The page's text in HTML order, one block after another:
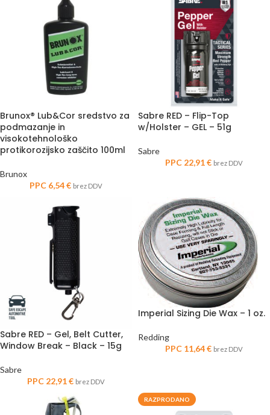
Brunox® Lub&Cor sredstvo za
podmazanje in
visokotehnološko
protikorozijsko zaščito 100ml
Brunox
PPC 6,54€ brez DDV
Sabre RED – Flip-Top
w/Holster – GEL – 51g
Sabre
PPC 22,91€ brez DDV
Sabre RED – Gel, Belt Cutter,
Window Break – Black – 15g
Sabre
PPC 22,91€ brez DDV
Imperial Sizing Die Wax – 1 oz.
Redding
PPC 11,64€ brez DDV
RAZPRODANO